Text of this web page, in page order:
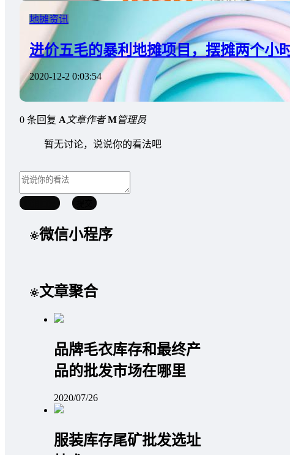
地摊资讯
进价五毛的暴利地摊项目，摆摊两个小
2020-12-2 0:03:54
0 条回复 A文章作者 M管理员
暂无讨论，说说你的看法吧
微信小程序
文章聚合
品牌毛衣库存和最终产
品的批发市场在哪里
2020/07/26
服装库存尾矿批发选址